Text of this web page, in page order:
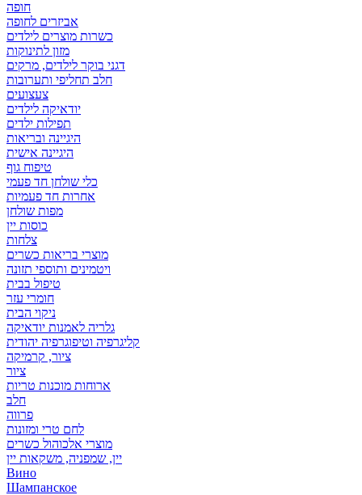
אביזרים לחופה
כשרות מוצרים לילדים
מזון לתינוקות
דגני בוקר לילדים, מרקים
חלב תחליפי ותערובות
צעצועים
יודאיקה לילדים
תפילות ילדים
היגיינה ובריאות
היגיינה אישית
טיפוח גוף
כלי שולחן חד פעמי
אחרות חד פעמיות
מפות שולחן
כוסות יין
צלחות
מוצרי בריאות כשרים
ויטמינים ותוספי תזונה
טיפול בבית
חומרי עזר
ניקוי הבית
גלריה לאמנות יודאיקה
קליגרפיה וטיפוגרפיה יהודית
ציור, קרמיקה
ציור
ארוחות מוכנות טריות
חלב
פרווה
לחם טרי ומזונות
מוצרי אלכוהול כשרים
יין, שמפניה, משקאות יין
Вино
Шампанское